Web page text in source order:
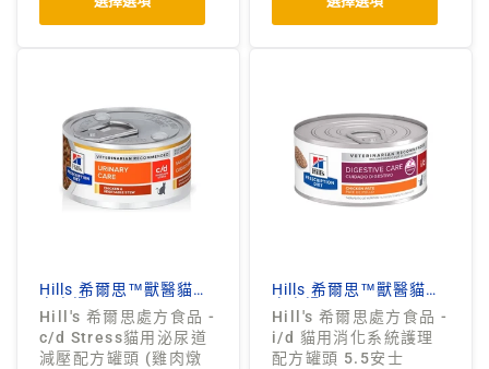
Hills 希爾思™獸醫貓狗
Hill's 希爾思處方食品 -
c/d Stress貓用泌尿道
減壓配方罐頭 (雞肉燉
Hills 希爾思™獸醫貓狗
Hill's 希爾思處方食品 -
i/d 貓用消化系統護理
配方罐頭 5.5安士